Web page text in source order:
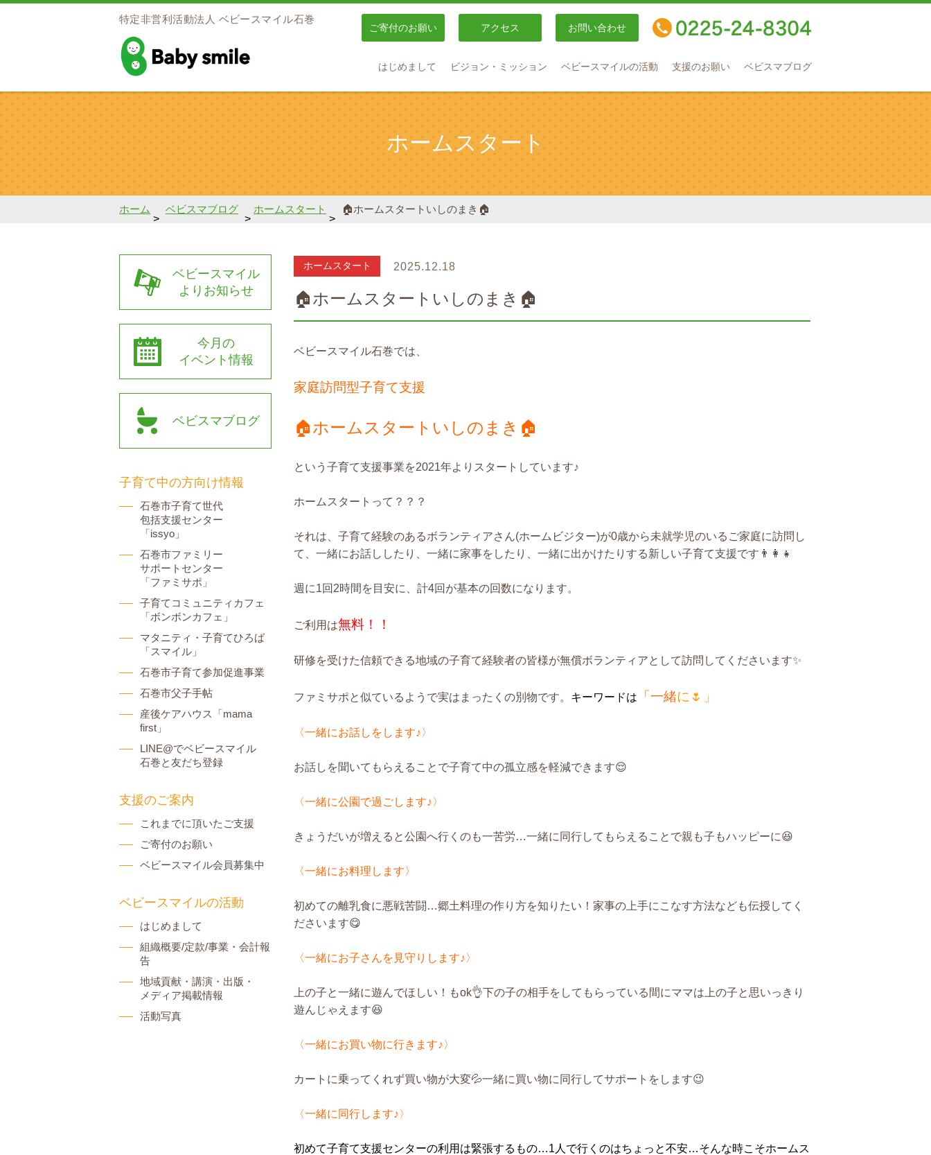
特定非営利活動法人 ベビースマイル石巻
ご寄付のお願い アクセス お問い合わせ
はじめまして ビジョン・ミッション ベビースマイルの活動 支援のお願い ベビスマブログ
ホームスタート
ホーム
>
ベビスマブログ
>
ホームスタート
>
🏠ホームスタートいしのまき🏠
ホームスタート 2025.12.18
🏠ホームスタートいしのまき🏠
ベビースマイル石巻では、
家庭訪問型子育て支援
🏠ホームスタートいしのまき🏠
という子育て支援事業を2021年よりスタートしています♪
ホームスタートって？？？
それは、子育て経験のあるボランティアさん(ホームビジター)が0歳から未就学児のいるご家庭に訪問し
て、一緒にお話ししたり、一緒に家事をしたり、一緒に出かけたりする新しい子育て支援です👨‍👩‍👧
週に1回2時間を目安に、計4回が基本の回数になります。
ご利用は無料！！
研修を受けた信頼できる地域の子育て経験者の皆様が無償ボランティアとして訪問してくださいます✨
ファミサポと似ているようで実はまったくの別物です。 キーワードは 「 一緒に🌷」
〈一緒にお話しをします♪〉
お話しを聞いてもらえることで子育て中の孤立感を軽減できます😌
〈一緒に公園で過ごします♪〉
きょうだいが増えると公園へ行くのも一苦労…一緒に同行してもらえることで親も子もハッピーに😆
〈一緒にお料理します〉
初めての離乳食に悪戦苦闘…郷土料理の作り方を知りたい！家事の上手にこなす方法なども伝授してく
ださいます😋
〈一緒にお子さんを見守りします♪〉
上の子と一緒に遊んでほしい！もok👌下の子の相手をしてもらっている間にママは上の子と思いっきり
遊んじゃえます😆
〈一緒にお買い物に行きます♪〉
カートに乗ってくれず買い物が大変💦一緒に買い物に同行してサポートをします😉
〈一緒に同行します♪〉
初めて子育て支援センターの利用は緊張するもの…1人で行くのはちょっと不安…そんな時こそホームス
ベビースマイル
よりお知らせ
今月の
イベント情報
ベビスマブログ
子育て中の方向け情報
石巻市子育て世代
包括支援センター
「issyo」
石巻市ファミリー
サポートセンター
「ファミサポ」
子育てコミュニティカフェ
「ボンボンカフェ」
マタニティ・子育てひろば
「スマイル」
石巻市子育て参加促進事業
石巻市父子手帖
産後ケアハウス「mama
first」
LINE@でベビースマイル
石巻と友だち登録
支援のご案内
これまでに頂いたご支援
ご寄付のお願い
ベビースマイル会員募集中
ベビースマイルの活動
はじめまして
組織概要/定款/事業・会計報
告
地域貢献・講演・出版・
メディア掲載情報
活動写真